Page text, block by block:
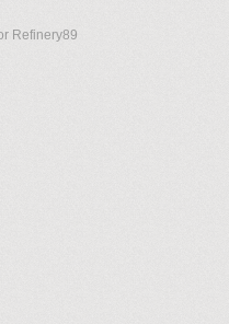
Refinery89